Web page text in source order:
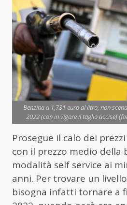
Benzina a 1,731 euro al litro, non
2022 (con in vigore il taglio accise)
Prosegue il calo dei
con il prezzo medio della
modalità self service ai
anni. Per trovare un
bisogna infatti tornare a